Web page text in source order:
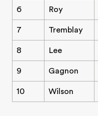
6 Roy
7 Tremblay
8 Lee
9 Gagnon
10 Wilson